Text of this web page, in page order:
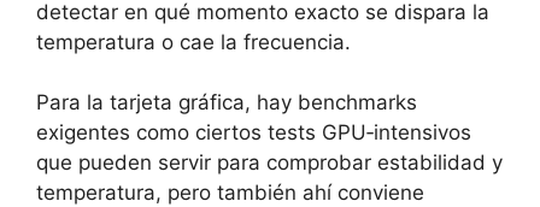
detectar en qué momento exacto se dispara la
temperatura o cae la frecuencia.
Para la tarjeta gráfica, hay benchmarks
exigentes como ciertos tests GPU‑intensivos
que pueden servir para comprobar estabilidad y
temperatura, pero también ahí conviene